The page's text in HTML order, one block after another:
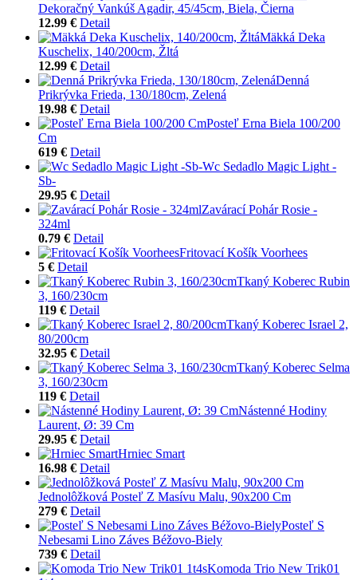
Dekoračný Vankúš Agadir, 45/45cm, Biela, Čierna
12.99 € Detail
Mäkká Deka
Kuschelix, 140/200cm, Žltá
12.99 € Detail
Denná
Prikrývka Frieda, 130/180cm, Zelená
19.98 € Detail
Posteľ Erna Biela 100/200
Cm
619 € Detail
Wc Sedadlo Magic Light -
Sb-
29.95 € Detail
Zavárací Pohár Rosie -
324ml
0.79 € Detail
Fritovací Košík Voorhees
5 € Detail
Tkaný Koberec Rubin
3, 160/230cm
119 € Detail
Tkaný Koberec Israel 2,
80/200cm
32.95 € Detail
Tkaný Koberec Selma
3, 160/230cm
119 € Detail
Nástenné Hodiny
Laurent, Ø: 39 Cm
29.95 € Detail
Hrniec Smart
16.98 € Detail
Jednolôžková Posteľ Z Masívu Malu, 90x200 Cm
279 € Detail
Posteľ S
Nebesami Lino Záves Béžovo-Biely
739 € Detail
Komoda Trio New Trik01